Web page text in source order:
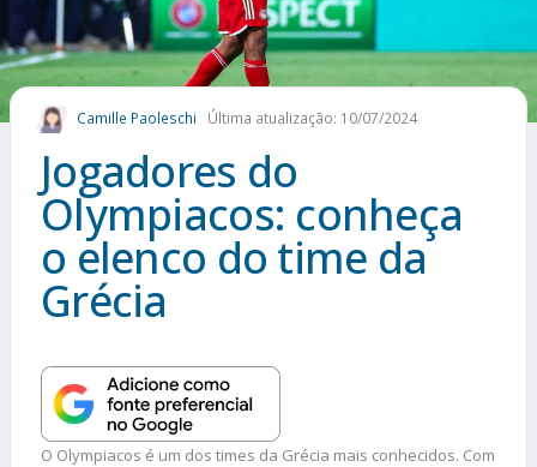
FUTEBOL INTERNACIONAL
COMO APOSTAR
MAIS ESPORTES
Camille Paoleschi Última atualização: 10/07/2024
Jogadores do
Olympiacos: conheça
o elenco do time da
Grécia
O Olympiacos é um dos times da Grécia mais conhecidos. Com